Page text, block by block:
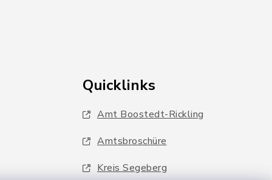
Quicklinks
Amt Boostedt-Rickling
Amtsbroschüre
Kreis Segeberg